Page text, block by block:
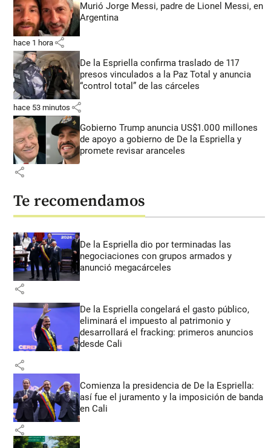
Murió Jorge Messi, padre de Lionel Messi, en
Argentina
hace 1 hora share
De la Espriella confirma traslado de 117
presos vinculados a la Paz Total y anuncia
“control total” de las cárceles
hace 53 minutos share
Gobierno Trump anuncia US$1.000 millones
de apoyo a gobierno de De la Espriella y
promete revisar aranceles
share
Te recomendamos
De la Espriella dio por terminadas las
negociaciones con grupos armados y
anunció megacárceles
share
De la Espriella congelará el gasto público,
eliminará el impuesto al patrimonio y
desarrollará el fracking: primeros anuncios
desde Cali
share
Comienza la presidencia de De la Espriella:
así fue el juramento y la imposición de banda
en Cali
share